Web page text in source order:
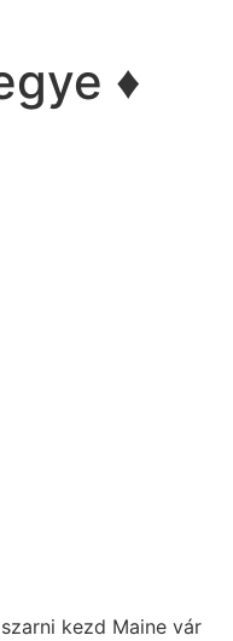
♦️
kezd Maine vár